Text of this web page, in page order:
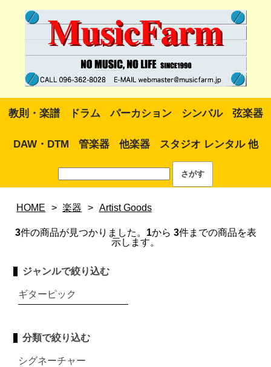
教則・楽譜 ドラム パーカション シンバル 弦楽器
DAW・DTM 管楽器 他楽器 スタジオ レンタル 他
HOME > 楽器 > Artist Goods
3件の商品が見つかりました。 1から 3件までの商品を表
示します。
ジャンルで絞り込む
ギターピック
分類で絞り込む
シグネーチャー